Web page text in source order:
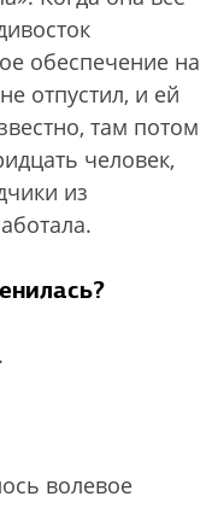
обеспечение на
отпустил, и ей
там потом
человек,
из
волевое